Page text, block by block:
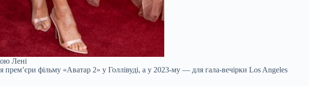
Лені
фільму «Аватар 2» у Голлівуді, а у 2023-му — для гала-вечірки Los Angeles